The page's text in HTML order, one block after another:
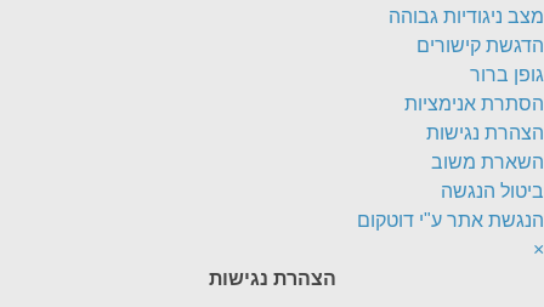
מצב ניגודיות גבוהה
הדגשת קישורים
גופן ברור
הסתרת אנימציות
הצהרת נגישות
השארת משוב
ביטול הנגשה
הנגשת אתר ע"י דוטקום
×
הצהרת נגישות